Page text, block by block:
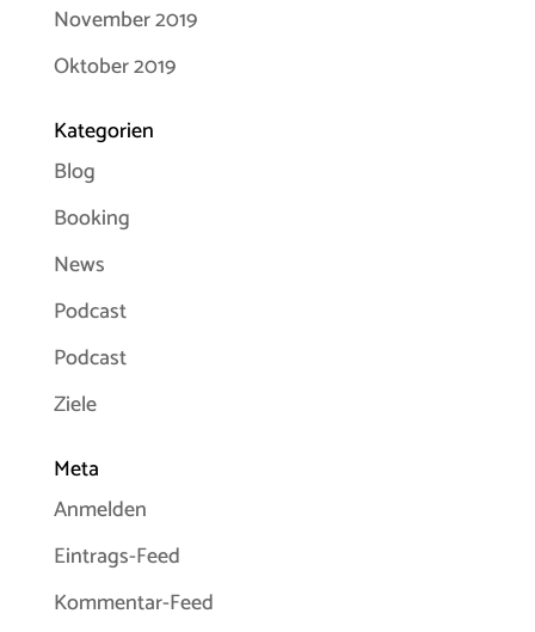
November 2019
Oktober 2019
Kategorien
Blog
Booking
News
Podcast
Podcast
Ziele
Meta
Anmelden
Eintrags-Feed
Kommentar-Feed